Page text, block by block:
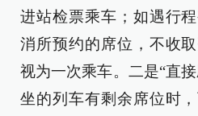
进站检票乘车；如遇行
消所预约的席位，不收
视为一次乘车。二是“直
坐的列车有剩余席位时